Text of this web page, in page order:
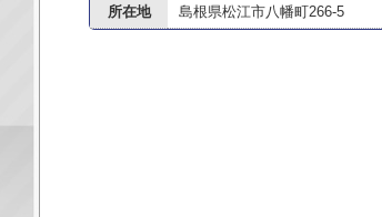
所在地
島根県松江市八幡町266-5